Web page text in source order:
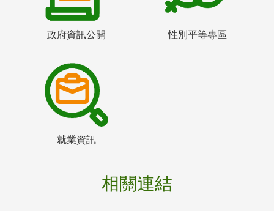
政府資訊公開 性別平等專區
就業資訊
相關連結